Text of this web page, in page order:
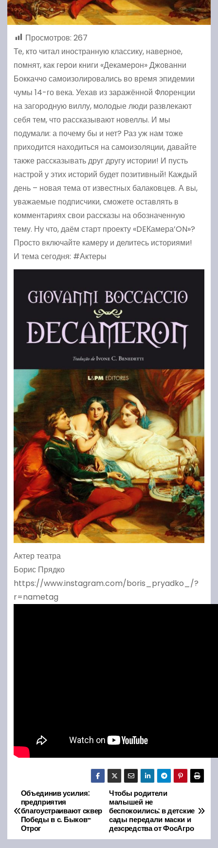
Просмотров: 267
Те, кто читал иностранную классику, наверное,
помнят, как герои книги «Декамерон» Джованни
Боккаччо самоизолировались во время эпидемии
чумы 14-го века. Уехав из заражённой Флоренции
на загородную виллу, молодые люди развлекают
себя тем, что рассказывают новеллы. И мы
подумали: а почему бы и нет? Раз уж нам тоже
приходится находиться на самоизоляции, давайте
также рассказывать друг другу истории! И пусть
настрой у этих историй будет позитивный! Каждый
день – новая тема от известных балаковцев. А вы,
уважаемые подписчики, сможете оставлять в
комментариях свои рассказы на обозначенную
тему. Ну что, даём старт проекту «DEКамера’ON»?
Просто включайте камеру и делитесь историями!
И тема сегодня: #Актеры
Актер театра
Борис Прядко
https://www.instagram.com/boris_pryadko_/?
r=nametag
Н
а
в
Чтобы родители
малышей не
беспокоились: в детские
сады передали маски и
дезсредства от ФосАгро
Объединив усилия:
предприятия
благоустраивают сквер
Победы в с. Быков-
Отрог